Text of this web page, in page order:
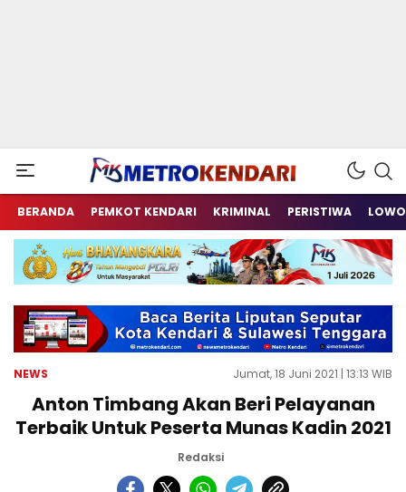
metrokendari
Berita Terkini Sulawesi Tenggara
BERANDA PEMKOT KENDARI KRIMINAL PERISTIWA
NEWS Jumat, 18 Juni 2021 | 13:13 WIB
Anton Timbang Akan Beri Pelayanan
Terbaik Untuk Peserta Munas Kadin 2021
Redaksi